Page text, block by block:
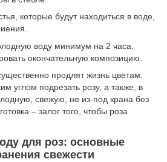
которые будут находиться в воде,
воду минимум на 2 часа,
окончательную композицию.
продлят жизнь цветам.
углом подрезать розу, а также, в
свежую, не из-под крана без
– залог того, чтобы роза
для роз: основные
свежести